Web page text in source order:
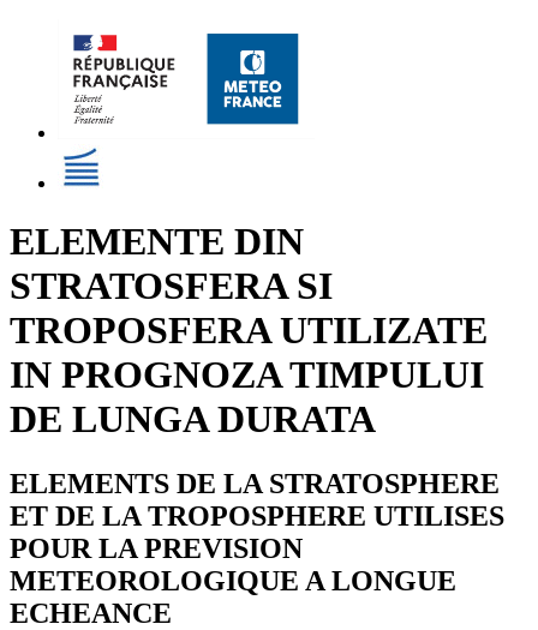
ELEMENTE DIN
STRATOSFERA SI
TROPOSFERA UTILIZATE
IN PROGNOZA TIMPULUI
DE LUNGA DURATA
ELEMENTS DE LA STRATOSPHERE
ET DE LA TROPOSPHERE UTILISES
POUR LA PREVISION
METEOROLOGIQUE A LONGUE
ECHEANCE